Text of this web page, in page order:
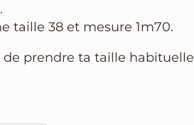
taille 38 et mesure 1m70.
de prendre ta taille habituelle